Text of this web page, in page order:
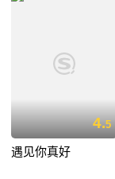
4.5
遇见你真好